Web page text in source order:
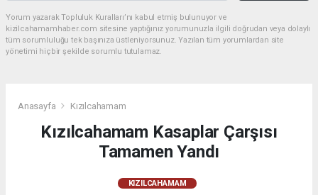
Yorum yazarak Topluluk Kuralları’nı kabul etmiş bulunuyor ve
kizilcahamamhaber.com sitesine yaptığınız yorumunuzla ilgili doğrudan veya dolaylı
tüm sorumluluğu tek başınıza üstleniyorsunuz. Yazılan tüm yorumlardan site
yönetimi hiçbir şekilde sorumlu tutulamaz.
Anasayfa Kızılcahamam
Kızılcahamam Kasaplar Çarşısı
Tamamen Yandı
KIZILCAHAMAM